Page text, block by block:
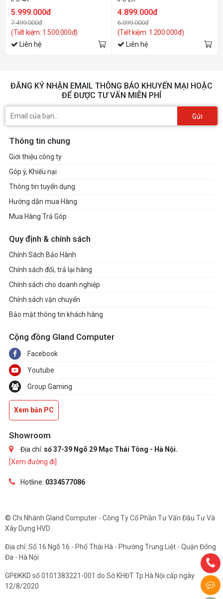
5.999.000đ
7.499.000đ
(Tiết kiệm: 1.500.000đ)
Liên hệ
4.899.000đ
6.099.000đ
(Tiết kiệm: 1.200.000đ)
Liên hệ
ĐĂNG KÝ NHẬN EMAIL THÔNG BÁO KHUYẾN MẠI HOẶC
ĐỂ ĐƯỢC TƯ VẤN MIỄN PHÍ
Gửi
Thông tin chung
Giới thiệu công ty
Góp ý, Khiếu nại
Thông tin tuyển dụng
Hướng dẫn mua Hàng
Mua Hàng Trả Góp
Quy định & chính sách
Chính Sách Bảo Hành
Chính sách đổi, trả lại hàng
Chính sách cho doanh nghiệp
Chính sách vận chuyển
Bảo mật thông tin khách hàng
Cộng đồng Gland Computer
Facebook
Youtube
Group Gaming
Xem bản PC
Showroom
Địa chỉ: số 37-39 Ngõ 29 Mạc Thái Tông - Hà Nội.
[Xem đường đi]
Hotline: 0334577086
© Chi Nhánh Gland Computer - Công Ty Cổ Phần Tư Vấn Đầu Tư Và
Xây Dựng HVD
Địa chỉ: Số 16 Ngõ 16 - Phố Thái Hà - Phường Trung Liệt - Quận Đống
Đa - Hà Nội
GPĐKKD số 0101383221-001 do Sở KHĐT Tp.Hà Nội cấp ngày
12/8/2020